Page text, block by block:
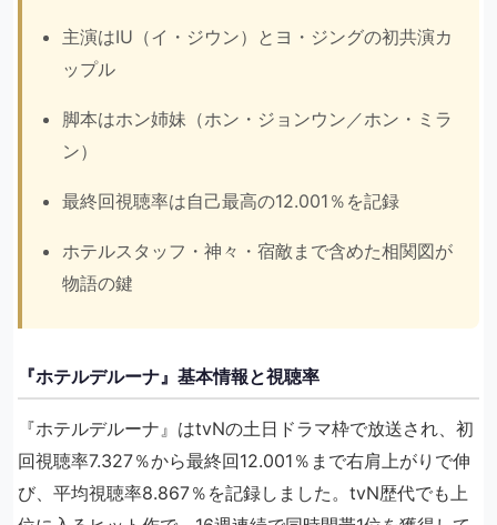
主演はIU（イ・ジウン）とヨ・ジングの初共演カ
ップル
脚本はホン姉妹（ホン・ジョンウン／ホン・ミラ
ン）
最終回視聴率は自己最高の12.001％を記録
ホテルスタッフ・神々・宿敵まで含めた相関図が
物語の鍵
『ホテルデルーナ』基本情報と視聴率
『ホテルデルーナ』はtvNの土日ドラマ枠で放送され、初
回視聴率7.327％から最終回12.001％まで右肩上がりで伸
び、平均視聴率8.867％を記録しました。tvN歴代でも上